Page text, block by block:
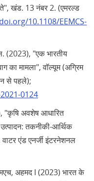
खंड. 13 नंबर 2. (एमरल्ड
10.1108/EEMCS-
(2023), "एक भारतीय
का मामला", वॉल्यूम (अग्रिम
से पहले);
0124
"कृषि अवशेष आधारित
उत्पादन: तकनीकी-आर्थिक
एंड एनर्जी इंटरनेशनल
अहमद I (2023) भारत के